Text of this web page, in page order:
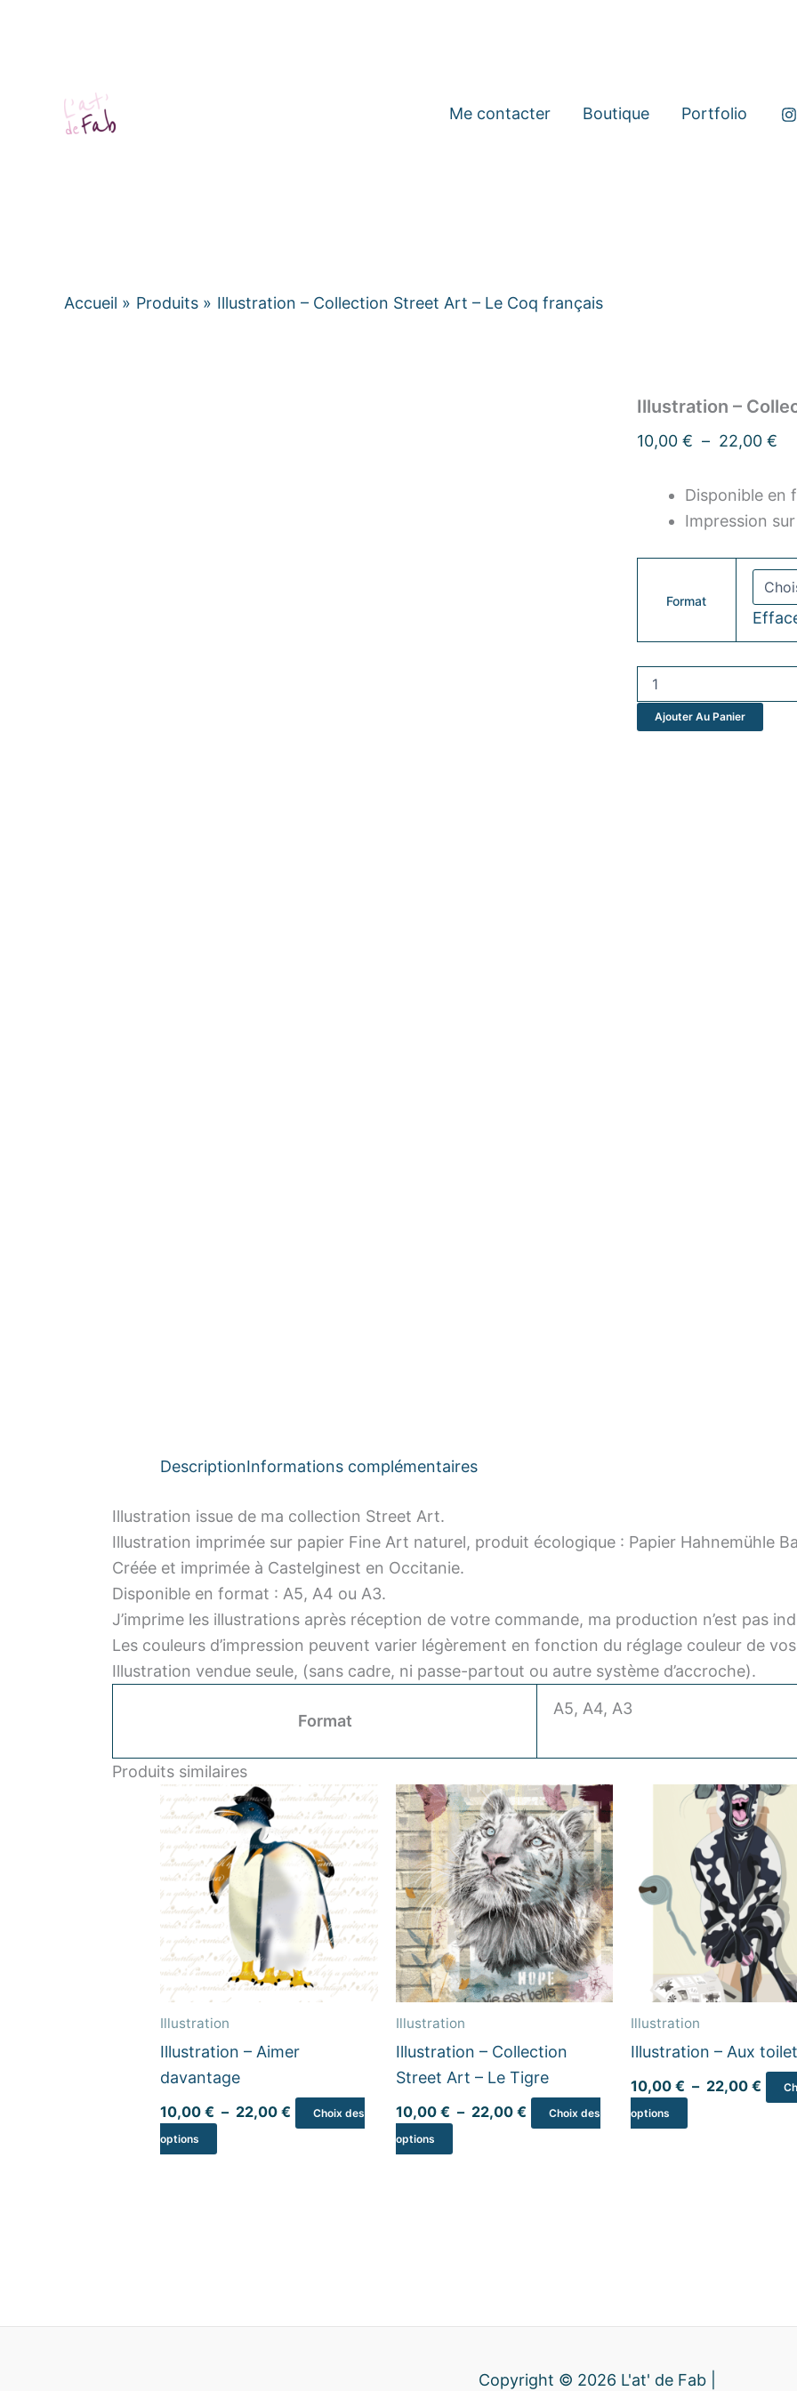
Me contacter Boutique Portfolio
Accueil Produits Illustration – Collection Street Art – Le Coq français
Illustration –
10,00 € – 22,00 €
à
Disponible en
Impression
Format
Art
Ajouter Au Panier
DescriptionInformations complémentaires
Illustration issue de ma collection Street Art.
Illustration imprimée sur papier Fine Art naturel, produit écologique : Papier Hahnemühle
Créée et imprimée à Castelginest en Occitanie.
Disponible en format : A5, A4 ou A3.
J’imprime les illustrations après réception de votre commande, ma production n’est pas
Les couleurs d’impression peuvent varier légèrement en fonction du réglage couleur de
Illustration vendue seule, (sans cadre, ni passe-partout ou autre système d’accroche).
Format
A5, A4, A3
Produits similaires
Illustration
Illustration – Aimer
davantage
10,00 € – 22,00 €
Plage
de
prix :
10,00 €
22,00 €
Choix des
options
Ce
produit
a
plusieurs
variations.
Les
options
peuvent
être
choisies
sur
la
page
produit
Illustration
Illustration – Collection
Street Art – Le Tigre
10,00 € – 22,00 €
Plage
de
prix :
10,00 €
à
22,00 €
Choix des
options
Ce
produit
a
plusieurs
variations.
Les
options
peuvent
être
choisies
sur
la
page
produit
Illustration
Illustration – Aux
10,00 € – 22,00 €
Plage
de
prix :
à
options
Ce
produit
a
plusieurs
variations.
Les
options
peuvent
être
choisies
sur
du
Copyright © 2026 L'at' de Fab |